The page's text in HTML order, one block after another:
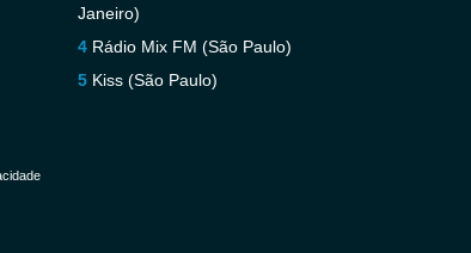
Janeiro)
Rádio Mix FM (São Paulo)
Kiss (São Paulo)